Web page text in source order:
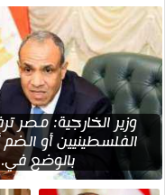
وزير الخارجية: مصر
الفلسطينيين أو
بالوضع